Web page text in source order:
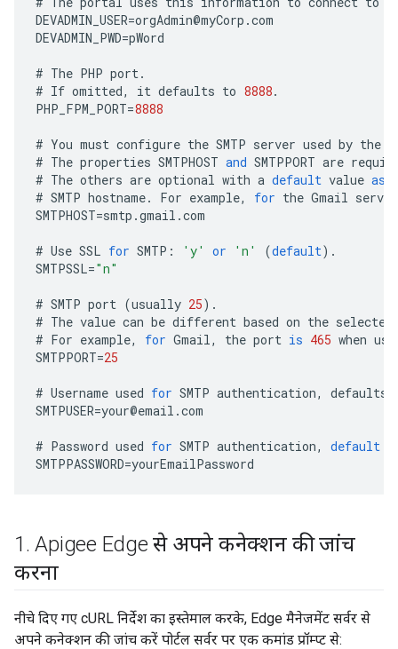
DEVADMIN_USER=orgAdmin@myCorp .com
DEVADMIN_PWD=pWord
# The PHP port.
# If omitted, it defaults to 8888.
PHP_FPM_PORT=8888
# You must configure the SMTP server used by the
# The properties SMTPHOST and SMTPPORT are
# The others are optional with a default value as
# SMTP hostname. For example, for the Gmail server
SMTPHOST=smtp .gmail .com
# Use SSL for SMTP : 'y' or 'n' (default).
SMTPSSL="n"
# SMTP port (usually 25).
# The value can be different based on the selected
# For example, for Gmail, the port is 465 when
SMTPPORT=25
# Username used for SMTP authentication, defaults
SMTPUSER=your@email .com
# Password used for SMTP authentication, default
SMTPPASSWORD=yourEmailPassword
1. Apigee Edge से अपने कनेक्शन की जांच
करना
नीचे दिए गए cURL निर्देश का इस्तेमाल करके, Edge मैनेजमेंट सर्वर से
अपने कनेक्शन की जांच करें पोर्टल सर्वर पर एक कमांड प्रॉम्प्ट से: